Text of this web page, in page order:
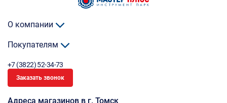
О компании
Покупателям
+7 (3822) 52-34-73
Заказать звонок
Адреса магазинов в г. Томск